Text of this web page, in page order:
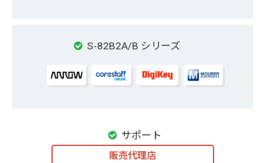
S-82B2A/B シリーズ
サポート
販売代理店